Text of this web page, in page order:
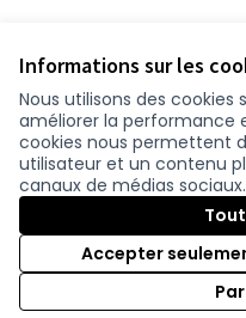
Informations sur les
Nous utilisons des cookies
améliorer la performance
cookies nous permettent
utilisateur et un contenu
canaux de médias sociaux.
Accepter
42
Suivre
Référence :